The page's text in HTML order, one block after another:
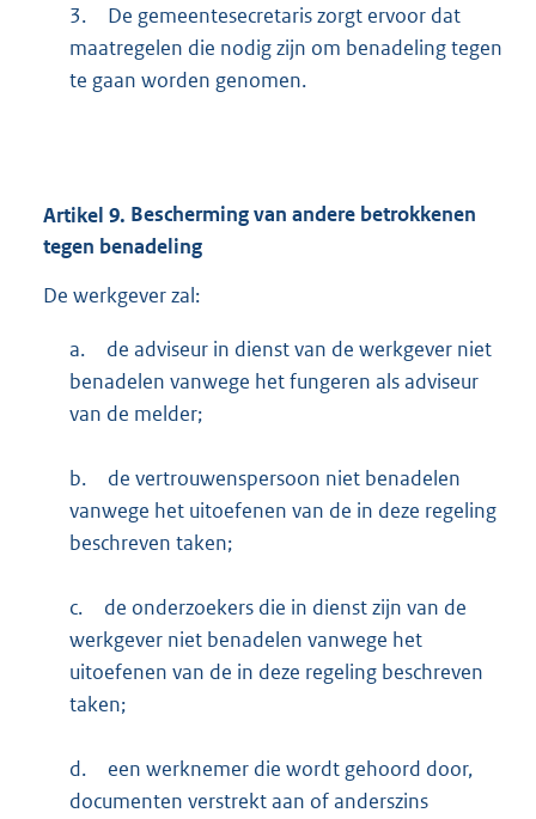
3.
De gemeentesecretaris zorgt ervoor dat
maatregelen die nodig zijn om benadeling tegen
te gaan worden genomen.
Artikel 9. Bescherming van andere betrokkenen
tegen benadeling
De werkgever zal:
a.
de adviseur in dienst van de werkgever niet
benadelen vanwege het fungeren als adviseur
van de melder;
b.
de vertrouwenspersoon niet benadelen
vanwege het uitoefenen van de in deze regeling
beschreven taken;
c.
de onderzoekers die in dienst zijn van de
werkgever niet benadelen vanwege het
uitoefenen van de in deze regeling beschreven
taken;
d.
een werknemer die wordt gehoord door,
documenten verstrekt aan of anderszins